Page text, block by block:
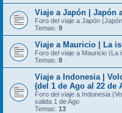
Viaje a Japón | Japón
Foro del viaje a Japón
Temas: 9
Viaje a Mauricio | La
Foro del viaje a Mauricio (La
Temas: 8
Viaje a Indonesia |
(del 1 de Ago al 22 de
Foro del viaje a Indonesia
salida 1 de Ago
Temas: 13